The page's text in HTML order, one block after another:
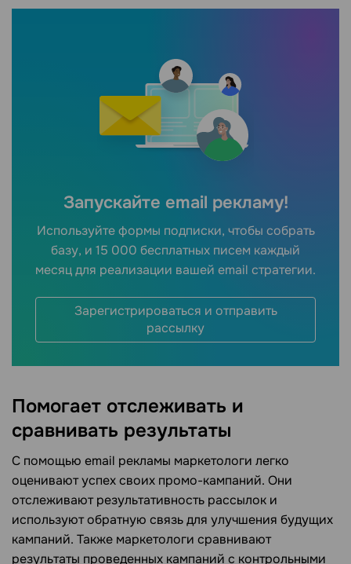
Запускайте email рекламу!
Используйте формы подписки, чтобы собрать
базу, и 15 000 бесплатных писем каждый
месяц для реализации вашей email стратегии.
Зарегистрироваться и отправить
рассылку
Помогает отслеживать и
сравнивать результаты
С помощью email рекламы маркетологи легко
оценивают успех своих промо-кампаний. Они
отслеживают результативность рассылок и
используют обратную связь для улучшения будущих
кампаний. Также маркетологи сравнивают
результаты проведенных кампаний с контрольными